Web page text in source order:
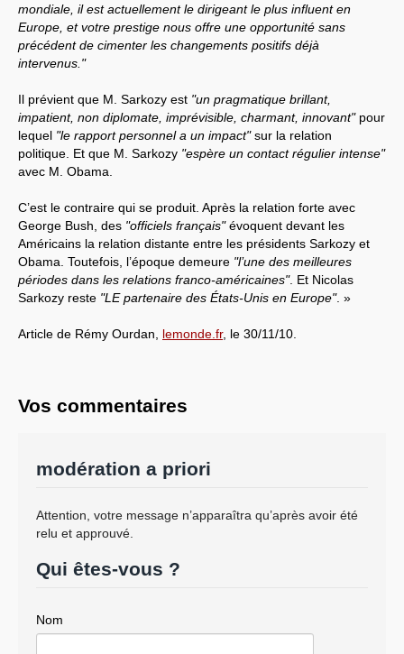
mondiale, il est actuellement le dirigeant le plus influent en
Europe, et votre prestige nous offre une opportunité sans
précédent de cimenter les changements positifs déjà
intervenus."
Il prévient que M. Sarkozy est "un pragmatique brillant,
impatient, non diplomate, imprévisible, charmant, innovant"pour
lequel "le rapport personnel a un impact"sur la relation
politique. Et que M. Sarkozy "espère un contact régulier intense"
avec M. Obama.
C’est le contraire qui se produit. Après la relation forte avec
George Bush, des "officiels français"évoquent devant les
Américains la relation distante entre les présidents Sarkozy et
Obama. Toutefois, l’époque demeure "l’une des meilleures
périodes dans les relations franco-américaines". Et Nicolas
Sarkozy reste "LE partenaire des États-Unis en Europe". »
Article de Rémy Ourdan, lemonde.fr, le 30/11/10.
Vos commentaires
modération a priori
Attention, votre message n’apparaîtra qu’après avoir été
relu et approuvé.
Qui êtes-vous ?
Nom